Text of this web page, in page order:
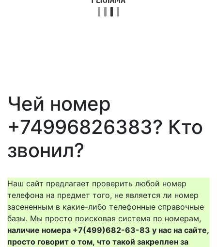
Чей номер
+74996826383? Кто
звонил?
Наш сайт предлагает проверить любой номер
телефона на предмет того, не является ли номер
засененным в какие-либо телефонные справочные
базы. Мы просто поисковая система по номерам,
наличие номера +7(499)682-63-83 у нас на сайте,
просто говорит о том, что такой закреплен за